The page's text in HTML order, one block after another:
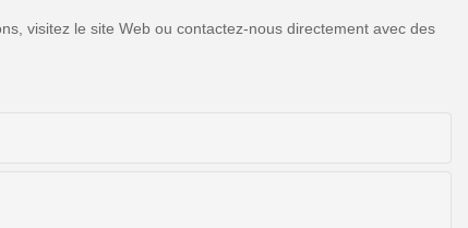
visitez le site Web ou contactez-nous directement avec des